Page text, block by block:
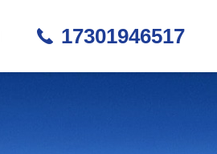
17301946517